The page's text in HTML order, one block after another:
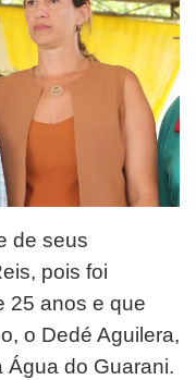
de seus
pois foi
25 anos e que
o Dedé Aguilera,
Água do Guarani.